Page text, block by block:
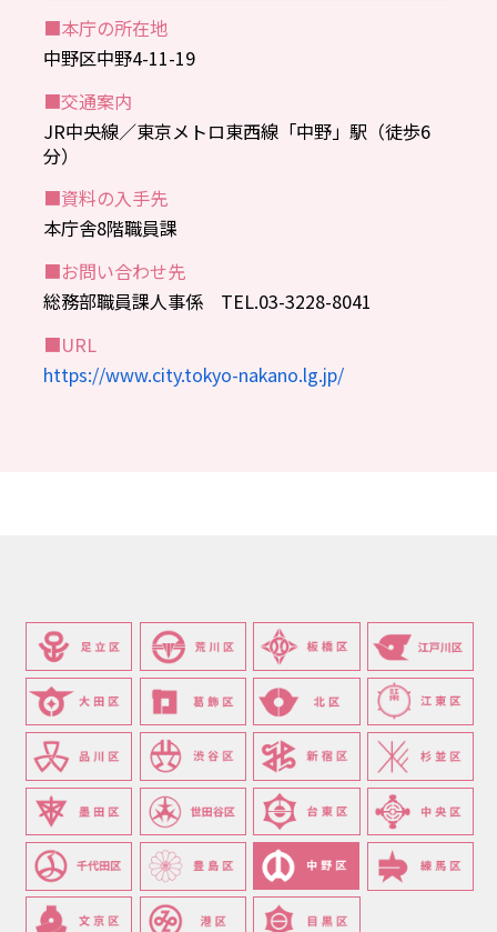
■本庁の所在地
中野区中野4-11-19
■交通案内
JR中央線／東京メトロ東西線「中野」駅（徒歩6
分）
■資料の入手先
本庁舎8階職員課
■お問い合わせ先
総務部職員課人事係 TEL.03-3228-8041
■URL
https://www.city.tokyo-nakano.lg.jp/